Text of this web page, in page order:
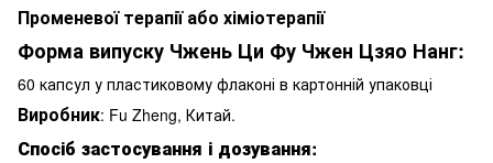
Променевої терапії або хіміотерапії
Форма випуску Чжень Ци Фу Чжен Цзяо Нанг:
60 капсул у пластиковому флаконі в картонній упаковці
Виробник: Fu Zheng, Китай.
Спосіб застосування і дозування: